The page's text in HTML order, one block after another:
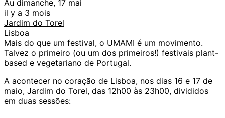
Au dimanche, 17 mai
il y a 3 mois
Jardim do Torel
Lisboa
Mais do que um festival, o UMAMI é um movimento.
Talvez o primeiro (ou um dos primeiros!) festivais plant-
based e vegetariano de Portugal.
A acontecer no coração de Lisboa, nos dias 16 e 17 de
maio, Jardim do Torel, das 12h00 às 23h00, divididos
em duas sessões: